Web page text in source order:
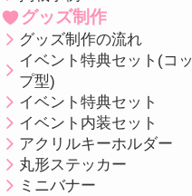
グッズ制作
グッズ制作の流れ
イベント特典セット(コッ
プ型)
イベント特典セット
イベント内装セット
アクリルキーホルダー
丸形ステッカー
ミニバナー